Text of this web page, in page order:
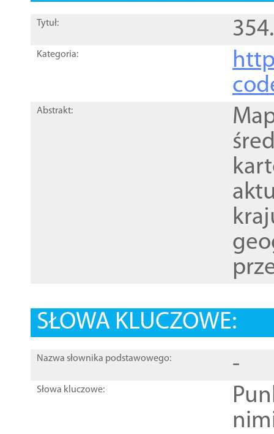
Tytuł:
Kategoria:
Abstrakt:
SŁOWA KLUCZOWE:
Nazwa słownika podstawowego: -
Słowa kluczowe: